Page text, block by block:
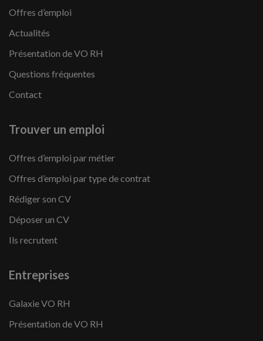
Offres d’emploi
Actualités
Présentation de VO RH
Questions fréquentes
Contact
Trouver un emploi
Offres d’emploi par métier
Offres d’emploi par type de contrat
Rédiger son CV
Déposer un CV
Ils recrutent
Entreprises
Galaxie VO RH
Présentation de VO RH